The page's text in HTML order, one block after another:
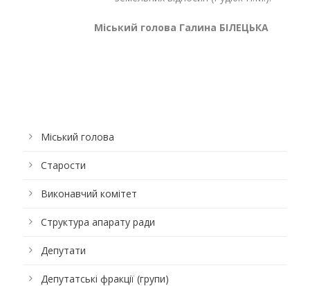
Міський голова Галина БІЛЕЦЬКА
Міський голова
Старости
Виконавчий комітет
Структура апарату ради
Депутати
Депутатські фракції (групи)